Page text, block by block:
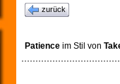
zurück
Patience im Stil von